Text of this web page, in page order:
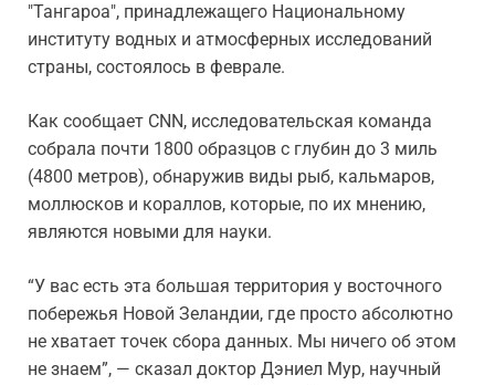
"Тангароа", принадлежащего Национальному
институту водных и атмосферных исследований
страны, состоялось в феврале.
Как сообщает CNN, исследовательская команда
собрала почти 1800 образцов с глубин до 3 миль
(4800 метров), обнаружив виды рыб, кальмаров,
моллюсков и кораллов, которые, по их мнению,
являются новыми для науки.
“У вас есть эта большая территория у восточного
побережья Новой Зеландии, где просто абсолютно
не хватает точек сбора данных. Мы ничего об этом
не знаем”, — сказал доктор Дэниел Мур, научный